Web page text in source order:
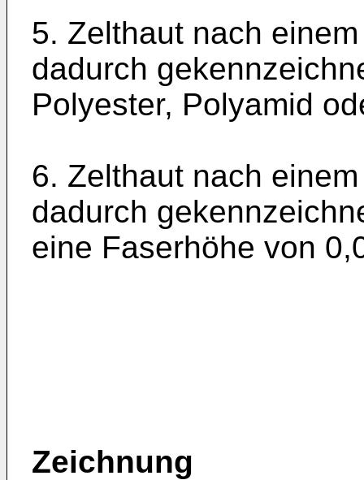
5. Zelthaut nach
dadurch
Polyester, Polyamid
6. Zelthaut nach
dadurch
eine Faserhöhe von
Zeichnung